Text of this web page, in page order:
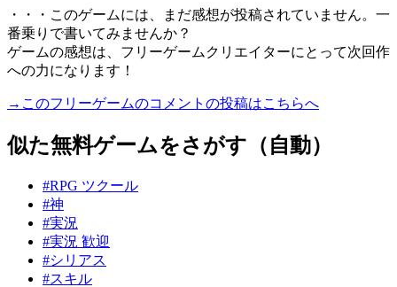
・・・このゲームには、まだ感想が投稿されていません。一
番乗りで書いてみませんか？
ゲームの感想は、フリーゲームクリエイターにとって次回作
への力になります！
→このフリーゲームのコメントの投稿はこちらへ
似た無料ゲームをさがす（自動）
#RPG ツクール
#神
#実況
#実況 歓迎
#シリアス
#スキル